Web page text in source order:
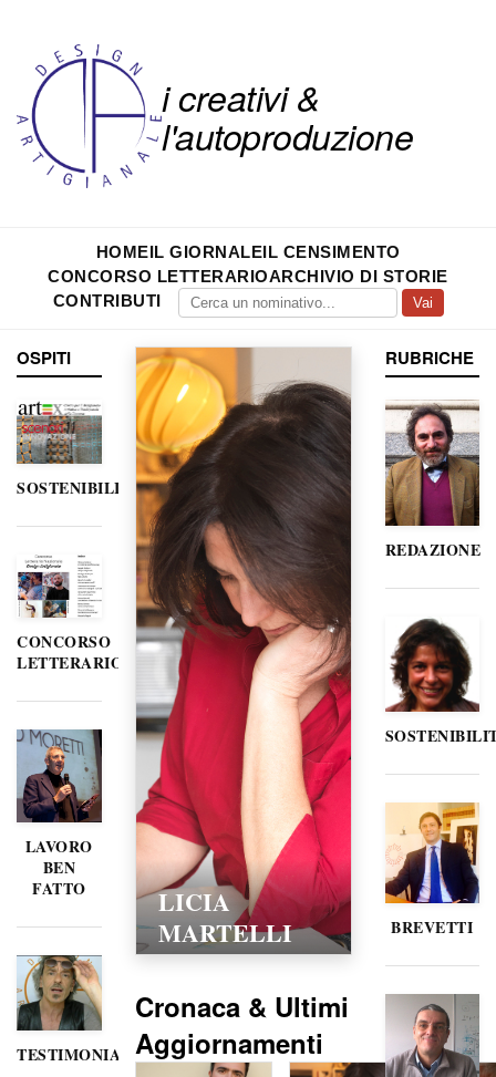
i creativi &
l'autoproduzione
HOMEIL GIORNALEIL CENSIMENTO
CONCORSO LETTERARIOARCHIVIO DI STORIE
CONTRIBUTI
Vai
OSPITI
SOSTENIBILITÀ
CONCORSO
LETTERARIO
LAVORO
BEN
FATTO
TESTIMONIANZE
LICIA
MARTELLI
Cronaca & Ultimi
Aggiornamenti
RUBRICHE
REDAZIONE
BREVETTI